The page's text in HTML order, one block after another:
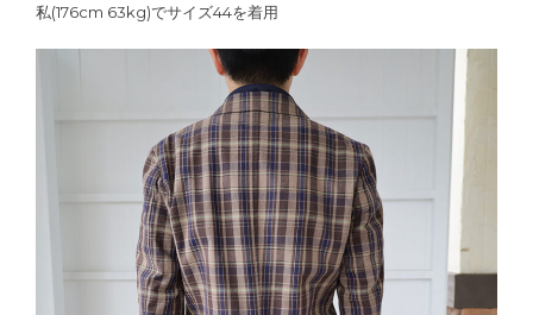
私(176cm 63kg)でサイズ44を着用